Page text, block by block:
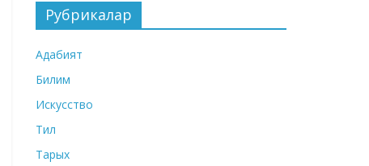
Рубрикалар
Адабият
Билим
Искусство
Тил
Тарых